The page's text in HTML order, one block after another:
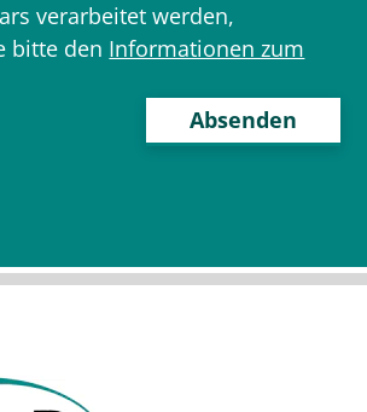
verarbeitet werden,
bitte den Informationen zum